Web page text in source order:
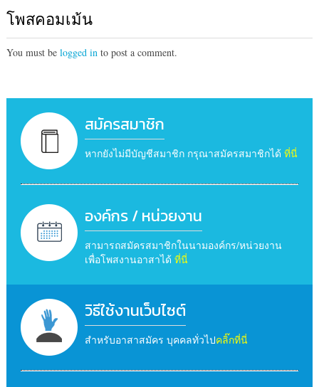
โพสคอมเม้น
You must be logged into post a comment.
สมัครสมาชิก
หากยังไม่มีบัญชีสมาชิก กรุณาสมัครสมาชิกได้ ที่นี่
องค์กร / หน่วยงาน
สามารถสมัครสมาชิกในนามองค์กร/หน่วยงาน
เพื่อโพสงานอาสาได้ ที่นี่
วิธีใช้งานเว็บไซต์
สำหรับอาสาสมัคร บุคคลทั่วไปคลิ๊กที่นี่